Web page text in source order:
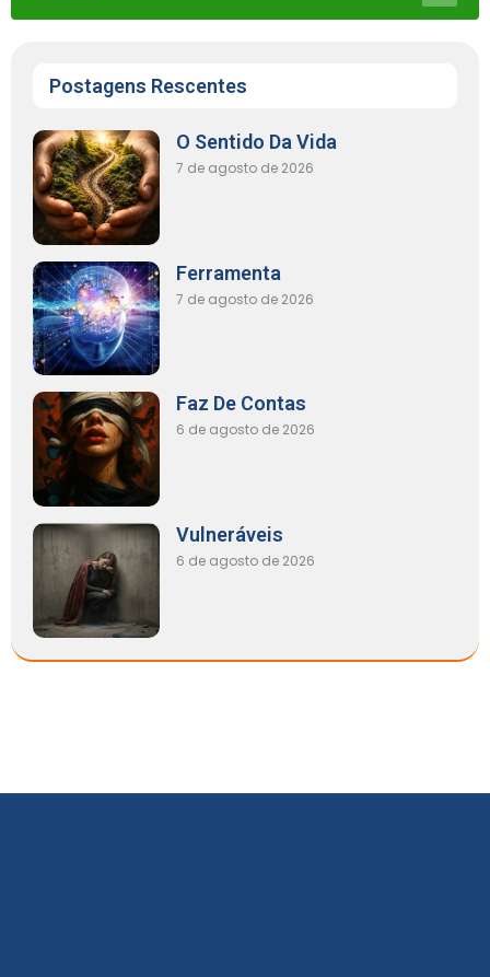
Postagens Rescentes
O Sentido Da Vida
7 de agosto de 2026
Ferramenta
7 de agosto de 2026
Faz De Contas
6 de agosto de 2026
Vulneráveis
6 de agosto de 2026